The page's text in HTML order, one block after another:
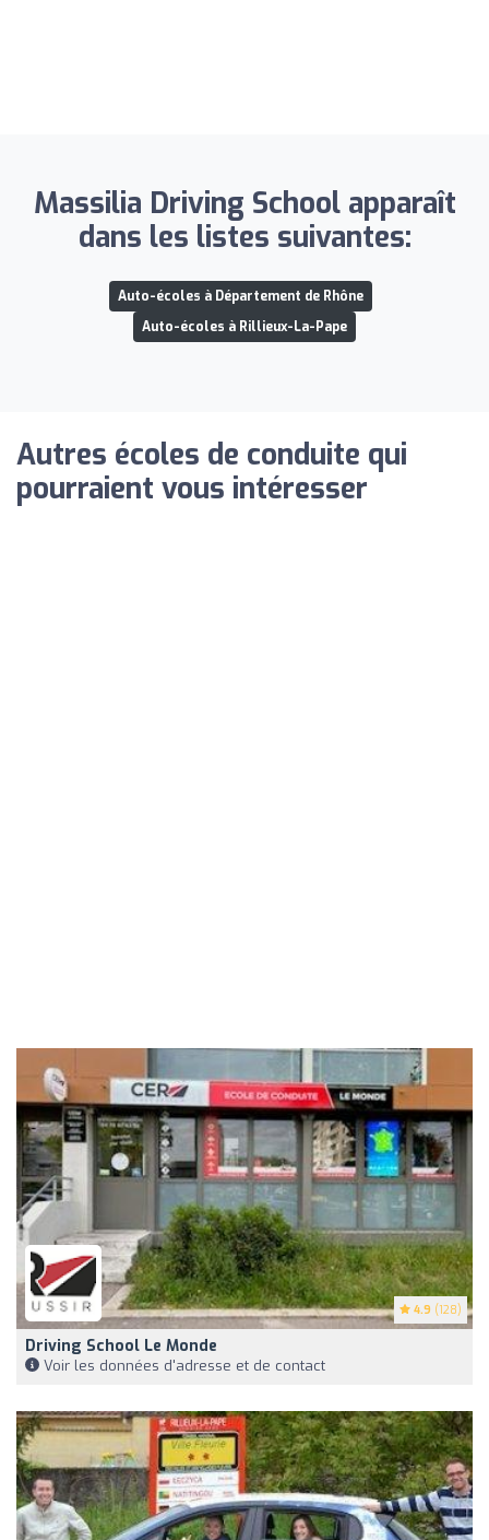
Massilia Driving School apparaît
dans les listes suivantes:
Auto-écoles à Département de Rhône
Auto-écoles à Rillieux-La-Pape
Autres écoles de conduite qui
pourraient vous intéresser
4.9 (128)
Driving School Le Monde
Voir les données d'adresse et de contact